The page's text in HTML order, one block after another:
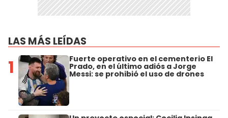
LAS MÁS LEÍDAS
1 Fuerte operativo en el cementerio El
Prado, en el último adiós a Jorge
Messi: se prohibió el uso de drones